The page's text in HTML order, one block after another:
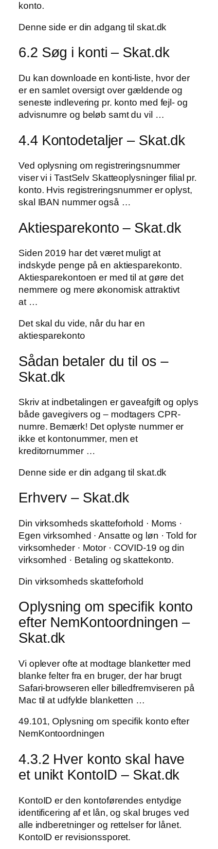
konto.
Denne side er din adgang til skat.dk
6.2 Søg i konti – Skat.dk
Du kan downloade en konti-liste, hvor der
er en samlet oversigt over gældende og
seneste indlevering pr. konto med fejl- og
advisnumre og beløb samt du vil …
4.4 Kontodetaljer – Skat.dk
Ved oplysning om registreringsnummer
viser vi i TastSelv Skatteoplysninger filial pr.
konto. Hvis registreringsnummer er oplyst,
skal IBAN nummer også …
Aktiesparekonto – Skat.dk
Siden 2019 har det været muligt at
indskyde penge på en aktiesparekonto.
Aktiesparekontoen er med til at gøre det
nemmere og mere økonomisk attraktivt
at …
Det skal du vide, når du har en
aktiesparekonto
Sådan betaler du til os –
Skat.dk
Skriv at indbetalingen er gaveafgift og oplys
både gavegivers og – modtagers CPR-
numre. Bemærk! Det oplyste nummer er
ikke et kontonummer, men et
kreditornummer …
Denne side er din adgang til skat.dk
Erhverv – Skat.dk
Din virksomheds skatteforhold · Moms ·
Egen virksomhed · Ansatte og løn · Told for
virksomheder · Motor · COVID-19 og din
virksomhed · Betaling og skattekonto.
Din virksomheds skatteforhold
Oplysning om specifik konto
efter NemKontoordningen –
Skat.dk
Vi oplever ofte at modtage blanketter med
blanke felter fra en bruger, der har brugt
Safari-browseren eller billedfremviseren på
Mac til at udfylde blanketten …
49.101, Oplysning om specifik konto efter
NemKontoordningen
4.3.2 Hver konto skal have
et unikt KontoID – Skat.dk
KontoID er den kontoførendes entydige
identificering af et lån, og skal bruges ved
alle indberetninger og rettelser for lånet.
KontoID er revisionssporet.